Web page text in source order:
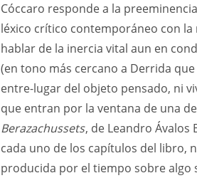
Cóccaro responde a la
léxico crítico contemporáneo con la
hablar de la inercia vital aun en
(en tono más cercano a Derrida
entre-lugar del objeto pensado, ni
que entran por la ventana de una
Berazachussets, de Leandro Ávalos
cada uno de los capítulos del libro,
producida por el tiempo sobre